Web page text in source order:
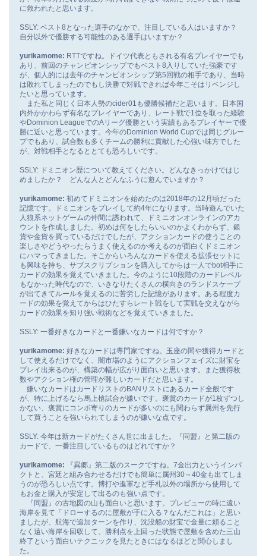
に救われたと思います。
SSLY: ベスト8となった選手のなかで、注目している人はいますか？
自分以外で優勝する可能性のある選手はいますか？
yurikamome: RTTですね。ドイツ代表ともされる有名プレイヤーでも
あり、前回のチャンピオンシップでもベスト8入りしていた強豪です
が、個人的には去年のチャンピオンシップ第5回戦の相手であり、当時
は敗れてしまったのでもし決勝で対戦できれば今年こそはリベンジし
たいと思っています。
また私と同じく日本人勢のcider01も優勝候補だと思います。日本国
内外かかわらず有名なプレイヤーであり、レート戦で1位を取った経験
やDominion LeagueでのAリーグ優勝という実績もあるプレイヤーで優
勝に近いと思っています。今年のDominion World Cupでは同じグルー
プでもあり、試合数も多くチームの勝利に貢献した心強い味方でした
が、対戦相手となるととても恐ろしいです。
SSLY: ドミニオン歴について教えてください。どんなきっかけではじ
めましたか？ どんな人とどんなふうに遊んでいますか？
yurikamome: 初めてドミニオンを始めたのは2018年の12月頃だった
記憶です。ドミニオンをプレイして約4年になります。当時遊んでいた
人狼系ネットゲームの仲間に誘われて、ドミニオンオンラインのアカ
ウントを作成しました。初めは何をしたらいいのかよくわからず、銀
貨や金貨を買っているだけでしたが、アクションカードの使うことの
楽しさやどうやったらうまく使えるのか考えるのが面白くドミニオン
にハマってきました。そこからいろんなカードを使える拡張セットに
も興味を持ち、サブスクリプションを購入してからは一人でbot相手に
カードの効果を覚えていきました。今のように10段階のカードレベル
もなかった時代なので、いきなりたくさんの横向きのランドスケープ
が出てきてルールを覚えるのに苦労した記憶があります。ある程度カ
ードの効果を覚えてからはひたすらレート戦をして実戦を交えながら
カードの効果を知り強い戦術などを覚えていきました。
SSLY: 一番好きなカードと一番嫌いなカードは何ですか？
yurikamome: 好きなカードは専門家ですね。玉座の間や獲得カードと
して使えるだけでなく、闇市場のようにアクションフェイズに財宝を
プレイ出来るのが、構築の幅が広がり面白いと思います。また獲得枚
数やアクション権の管理が難しいカードだと思います。
嫌いなカードはカードリストのBANリストにあるカード全般です
が、特に上げるなら馬上槍試合が嫌いです。褒賞のカードが1枚ずつし
かない、褒賞にコンボ寄りのカードが多いのにも関わらず属州を先行
して買うことを強いられてしまうのが嫌いな点です。
SSLY: 今年は新カードがたくさん世に出ました。『同盟』と第二版の
カードで、一番注目しているものはどれですか？
yurikamome: 『異郷』第二版のスークですね。7金出力というインパ
クトと、宮廷と組み合わせるだけでも簡単に属州30～40金も出てしま
うのが恐ろしい点です。博打や進軍など手札以外の場所から使用して
もお金と購入が安定して出るのも強い点です。
『同盟』の古地図の山も面白いと思います。プレビューの時に遠い
海岸を見て「ドローするのに屋敷が手に入る？なんだこれは」と思い
ましたが、航海で追加ターンを作り、沈没船の財宝で金量に頼ること
なく遠い海岸を回収して、勝利点を上回った状態で屋敷を含めた三山
終了という面白いテクニックを見たときにはなるほどと関心しまし
た。